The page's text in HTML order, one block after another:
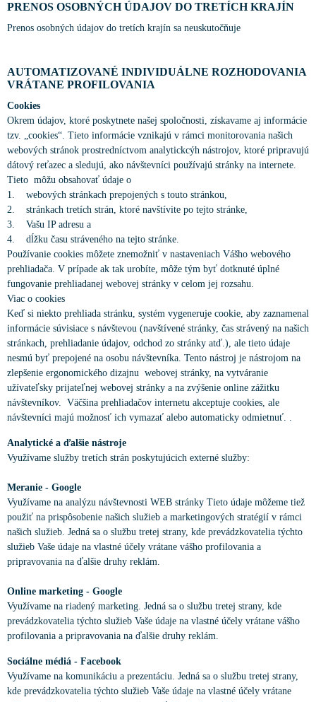
PRENOS OSOBNÝCH ÚDAJOV DO TRETÍCH KRAJÍN
Prenos osobných údajov do tretích krajín sa neuskutočňuje
AUTOMATIZOVANÉ INDIVIDUÁLNE ROZHODOVANIA
VRÁTANE PROFILOVANIA
Cookies
Okrem údajov, ktoré poskytnete našej spoločnosti, získavame aj informácie
tzv. „cookies“. Tieto informácie vznikajú v rámci monitorovania našich
webových stránok prostredníctvom analytickcýh nástrojov, ktoré pripravujú
dátový reťazec a sledujú, ako návštevníci používajú stránky na internete.
Tieto môžu obsahovať údaje o
1. webových stránkach prepojených s touto stránkou,
2. stránkach tretích strán, ktoré navštívite po tejto stránke,
3. Vašu IP adresu a
4. dĺžku času stráveného na tejto stránke.
Používanie cookies môžete znemožniť v nastaveniach Vášho webového
prehliadača. V prípade ak tak urobíte, môže tým byť dotknuté úplné
fungovanie prehliadanej webovej stránky v celom jej rozsahu.
Viac o cookies
Keď si niekto prehliada stránku, systém vygeneruje cookie, aby zaznamenal
informácie súvisiace s návštevou (navštívené stránky, čas strávený na našich
stránkach, prehliadanie údajov, odchod zo stránky atď.), ale tieto údaje
nesmú byť prepojené na osobu návštevníka. Tento nástroj je nástrojom na
zlepšenie ergonomického dizajnu webovej stránky, na vytváranie
užívateľsky prijateľnej webovej stránky a na zvýšenie online zážitku
návštevníkov. Väčšina prehliadačov internetu akceptuje cookies, ale
návštevníci majú možnosť ich vymazať alebo automaticky odmietnuť. .
Analytické a ďalšie nástroje
Využívame služby tretích strán poskytujúcich externé služby:
Meranie - Google
Využívame na analýzu návštevnosti WEB stránky Tieto údaje môžeme tiež
použiť na prispôsobenie našich služieb a marketingových stratégií v rámci
našich služieb. Jedná sa o službu tretej strany, kde prevádzkovatelia týchto
služieb Vaše údaje na vlastné účely vrátane vášho profilovania a
pripravovania na ďalšie druhy reklám.
Online marketing - Google
Využívame na riadený marketing. Jedná sa o službu tretej strany, kde
prevádzkovatelia týchto služieb Vaše údaje na vlastné účely vrátane vášho
profilovania a pripravovania na ďalšie druhy reklám.
Sociálne médiá - Facebook
Využívame na komunikáciu a prezentáciu. Jedná sa o službu tretej strany,
kde prevádzkovatelia týchto služieb Vaše údaje na vlastné účely vrátane